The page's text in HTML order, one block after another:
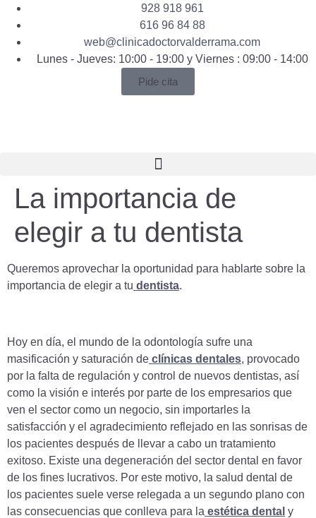
928 918 961
616 96 84 88
web@clinicadoctorvalderrama.com
Lunes - Jueves: 10:00 - 19:00 y Viernes : 09:00 - 14:00
Pide cita
La importancia de
elegir a tu dentista
Queremos aprovechar la oportunidad para hablarte sobre la
importancia de elegir a tu dentista.
Hoy en día, el mundo de la odontología sufre una
masificación y saturación de clínicas dentales, provocado
por la falta de regulación y control de nuevos dentistas, así
como la visión e interés por parte de los empresarios que
ven el sector como un negocio, sin importarles la
satisfacción y el agradecimiento reflejado en las sonrisas de
los pacientes después de llevar a cabo un tratamiento
exitoso. Existe una degeneración del sector dental en favor
de los fines lucrativos. Por este motivo, la salud dental de
los pacientes suele verse relegada a un segundo plano con
las consecuencias que conlleva para la estética dental y